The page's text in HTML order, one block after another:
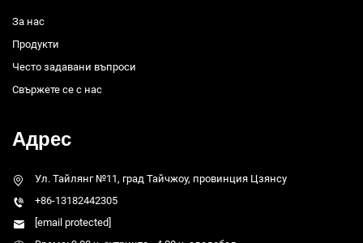
За нас
Продукти
Често задавани въпроси
Свържете се с нас
Адрес
Ул. Тайлянг №11, град Тайчжоу, провинция Цзянсу
+86-13182442305
[email protected]